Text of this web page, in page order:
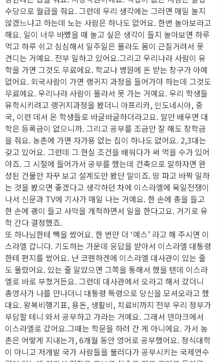
수당으로 월급을 줘요. 그런데 우리 생각에는 그러면 매일 놀지
않겠느냐고 하는데 노는 사람은 하나도 없어요. 한번 놀아보라고
해요. 일이 너무 바빴을 때 놀고 싶은 생각이 들지 놀아보면 하루
먹고 하루 쉬고 심심해서 일주일은 몰라도 몸이 근질거려서 못
견디는 거예요. 전부 일하고 있어요.그리고 우리나라 사람이 유
학을 가면 그것도 무료에요. 학교나 병원에 돈 받는 창구가 아예
없어요. 외국사람이 가면 랭귀지 과정을 들어가야 하는데 그것도
무료에요. 우리나라 사람이 몰라서 못 가는 거예요. 우리 학생들
유학시키려고 랭귀지과정을 봤더니 아프리카, 인도네시아, 중
국, 이런 데서 온 학생들로 바글바글하더라고요. 말만 배우면 대
학은 등록금이 없으니까. 그리고 공부를 조금만 잘 해도 장학금
을 줘요. 농촌에 가면 자가용 없는 집이 하나도 없어요. 2,3대는
갖고 있어요. 그런데 그 현실 조건을 배워다가 써 먹을 수가 있어
야죠. 그 시절에 들어가서 공부를 했는데 건축으로 말하자면 완
성된 건물만 자꾸 보고 설계도만 봤단 말이죠. 땅 파고 바짝 일하
는 것을 봤으면 좋겠다고 생각하던 차에 이스라엘에 육일전쟁이
나서 신문과 TV에 기사가 매일 나는 거예요. 한 손에 총을 들고
한 손에 괭이 들고 사막을 개척하면서 일을 한다고요. 거기로 유
학 간다 결정했죠.
또 하나님한테 빽을 썼어요. 한 번만 더 ‘예스’ 라고 해 주시면 이
스라엘 갑니다. 기도하는 가운데 응답을 받아서 이스라엘 대통령
한테 편지를 썼어요. 난 코펜하겐에 이스라엘 대사관이 있는 줄
도 몰랐어요. 있는 줄 알았으면 그쪽을 통해서 했을 텐데 이스라
엘로 바로 부쳤거든요. 그런데 대사관에서 오라고 해서 갔더니
총영사가 나를 만나더니 대통령 특령으로 당신을 모셔오라고 했
대요. 왕복비행기표, 용돈, 생활비, 치료비까지 전부 우리 정부가
부담할 테니 와서 공부하고 가라는 거예요. 그래서 덴마크에서
이스라엘로 갔어요.그때는 학문을 하러 간 게 아니에요. 가서 농
촌은 어떻게 지내는가, 6개월 동안 영어로 공부했어요. 정식대학
이 아니고 저개발 국가 사람들을 불러다가 공부시키는 국제연수